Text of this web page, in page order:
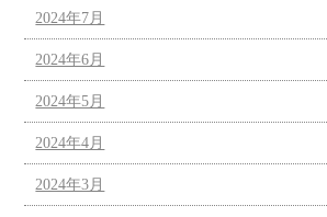
2024年7月
2024年6月
2024年5月
2024年4月
2024年3月